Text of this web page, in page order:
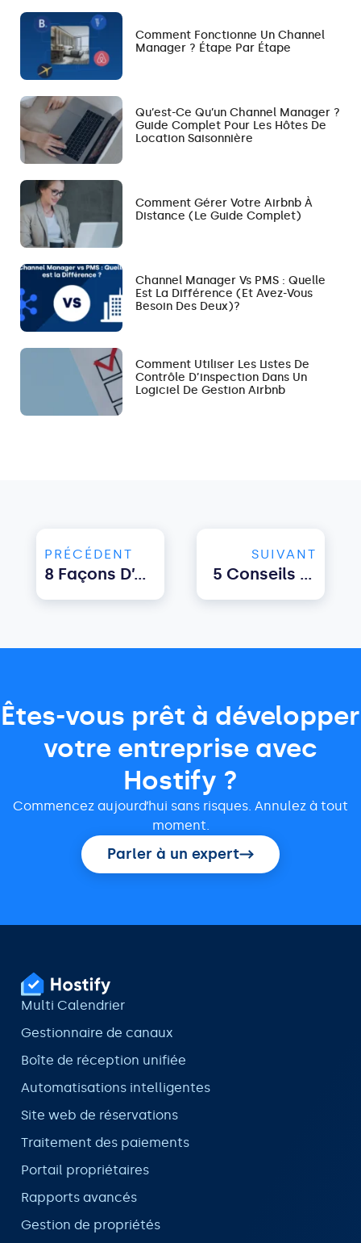
Comment Fonctionne Un Channel
Manager ? Étape Par Étape
Qu’est-Ce Qu’un Channel Manager ?
Guide Complet Pour Les Hôtes De
Location Saisonnière
Comment Gérer Votre Airbnb À
Distance (le Guide Complet)
Channel Manager Vs PMS : Quelle
Est La Différence (et Avez-Vous
Besoin Des Deux)?
Comment Utiliser Les Listes De
Contrôle D’inspection Dans Un
Logiciel De Gestion Airbnb
PRÉCÉDENT
8 Façons D’augmenter Les Réservations Directes De Locations Saisonnières
SUIVANT
5 Conseils Pour Stimuler Votre Entreprise De Gestion Airbnb
Êtes-vous prêt à développer
votre entreprise avec
Hostify ?
Commencez aujourd’hui sans risques. Annulez à tout
moment.
Parler à un expert
Multi Calendrier
Gestionnaire de canaux
Boîte de réception unifiée
Automatisations intelligentes
Site web de réservations
Traitement des paiements
Portail propriétaires
Rapports avancés
Gestion de propriétés